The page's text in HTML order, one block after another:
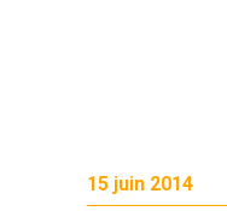
15 juin 2014